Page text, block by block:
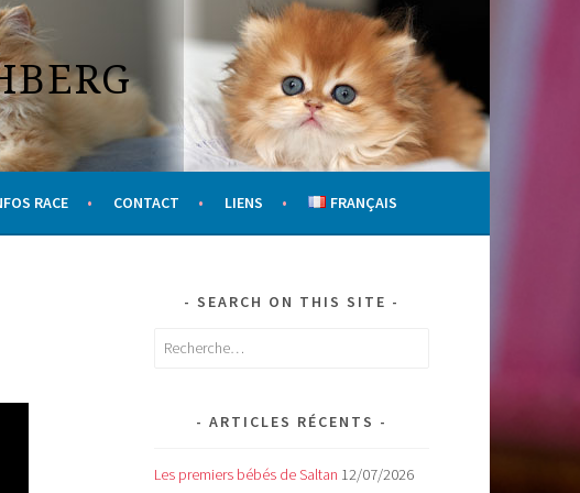
RACE CONTACT LIENS FRANÇAIS
SEARCH ON THIS SITE
Rechercher :
ARTICLES RÉCENTS
Les premiers bébés de Saltan 12/07/2026